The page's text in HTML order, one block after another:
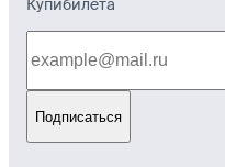
Купибилета
Подписаться